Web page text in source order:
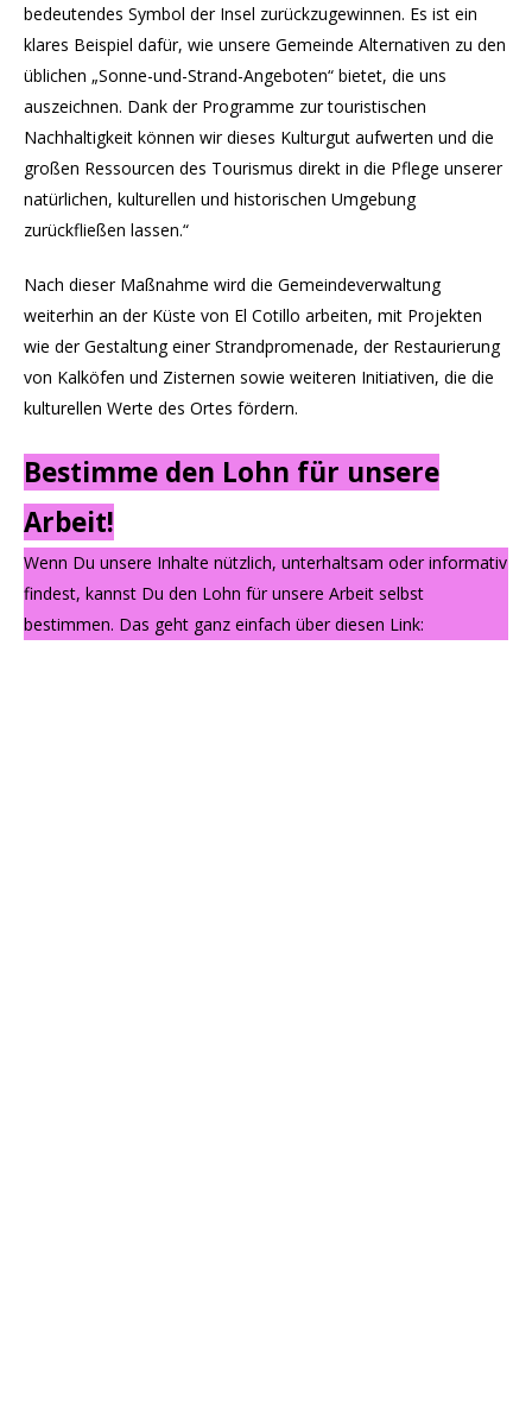
bedeutendes Symbol der Insel zurückzugewinnen. Es ist ein
klares Beispiel dafür, wie unsere Gemeinde Alternativen zu den
üblichen „Sonne-und-Strand-Angeboten“ bietet, die uns
auszeichnen. Dank der Programme zur touristischen
Nachhaltigkeit können wir dieses Kulturgut aufwerten und die
großen Ressourcen des Tourismus direkt in die Pflege unserer
natürlichen, kulturellen und historischen Umgebung
zurückfließen lassen.“
Nach dieser Maßnahme wird die Gemeindeverwaltung
weiterhin an der Küste von El Cotillo arbeiten, mit Projekten
wie der Gestaltung einer Strandpromenade, der Restaurierung
von Kalköfen und Zisternen sowie weiteren Initiativen, die die
kulturellen Werte des Ortes fördern.
Bestimme den Lohn für unsere
Arbeit!
Wenn Du unsere Inhalte nützlich, unterhaltsam oder informativ
findest, kannst Du den Lohn für unsere Arbeit selbst
bestimmen. Das geht ganz einfach über diesen Link: